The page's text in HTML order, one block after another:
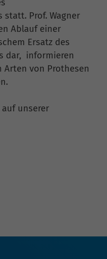
Prof. Wagner
Ablauf einer
Ersatz des
dar, informieren
Arten von Prothesen
unserer